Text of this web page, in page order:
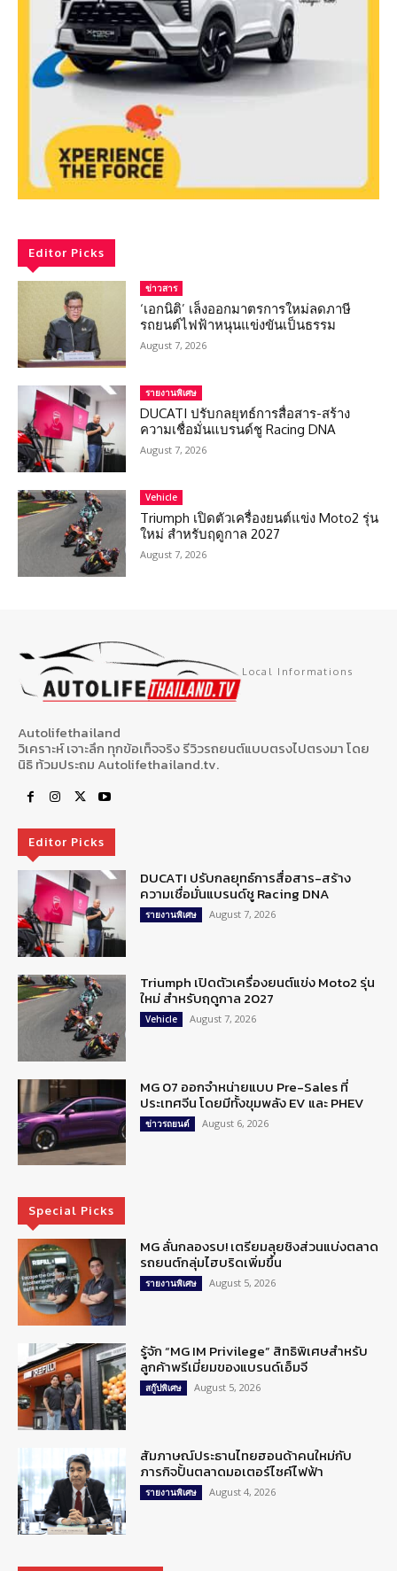
Editor Picks
ข่าวสาร
‘เอกนิติ’ เล็งออกมาตรการใหม่ลดภาษี
รถยนต์ไฟฟ้าหนุนแข่งขันเป็นธรรม
August 7, 2026
รายงานพิเศษ
DUCATI ปรับกลยุทธ์การสื่อสาร-สร้าง
ความเชื่อมั่นแบรนด์ชู Racing DNA
August 7, 2026
Vehicle
Triumph เปิดตัวเครื่องยนต์แข่ง Moto2 รุ่น
ใหม่ สำหรับฤดูกาล 2027
August 7, 2026
Local Informations
Autolifethailand
วิเคราะห์ เจาะลึก ทุกข้อเท็จจริง รีวิวรถยนต์แบบตรงไปตรงมา โดย
นิธิ ท้วมประถม Autolifethailand.tv.
Editor Picks
DUCATI ปรับกลยุทธ์การสื่อสาร-สร้าง
ความเชื่อมั่นแบรนด์ชู Racing DNA
รายงานพิเศษ August 7, 2026
Triumph เปิดตัวเครื่องยนต์แข่ง Moto2 รุ่น
ใหม่ สำหรับฤดูกาล 2027
Vehicle August 7, 2026
MG 07 ออกจำหน่ายแบบ Pre-Sales ที่
ประเทศจีน โดยมีทั้งขุมพลัง EV และ PHEV
ข่าวรถยนต์ August 6, 2026
Special Picks
MG ลั่นกลองรบ! เตรียมลุยชิงส่วนแบ่งตลาด
รถยนต์กลุ่มไฮบริดเพิ่มขึ้น
รายงานพิเศษ August 5, 2026
รู้จัก “MG IM Privilege” สิทธิพิเศษสำหรับ
ลูกค้าพรีเมี่ยมของแบรนด์เอ็มจี
สกู๊ปพิเศษ August 5, 2026
สัมภาษณ์ประธานไทยฮอนด้าคนใหม่กับ
ภารกิจปั้นตลาดมอเตอร์ไซค์ไฟฟ้า
รายงานพิเศษ August 4, 2026